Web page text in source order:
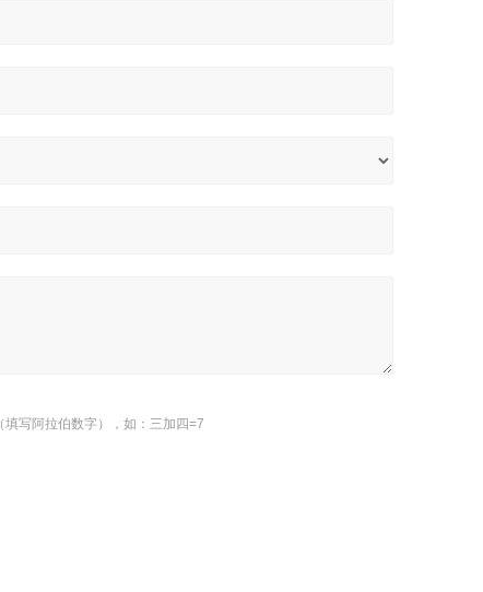
填写阿拉伯数字），如：三加四=7